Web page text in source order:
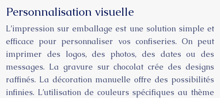
Personnalisation visuelle
L’impression sur emballage est une solution simple et
efficace pour personnaliser vos confiseries. On peut
imprimer des logos, des photos, des dates ou des
messages. La gravure sur chocolat crée des designs
raffinés. La décoration manuelle offre des possibilités
infinies. L’utilisation de couleurs spécifiques au thème